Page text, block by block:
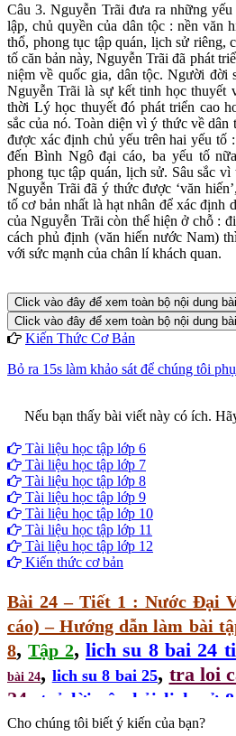
Câu 3. Nguyễn Trãi đưa ra những
lập, chủ quyền của dân tộc : nền văn
thổ, phong tục tập quán, lịch sử riêng,
tố căn bản này, Nguyễn Trãi đã phát
niệm về quốc gia, dân tộc. Người đời
Nguyễn Trãi là sự kết tinh học thuyết
thời Lý học thuyết đó phát triển cao
sắc của nó. Toàn diện vì ý thức về dân
được xác định chủ yếu trên hai yếu tố
đến Bình Ngô đại cáo, ba yếu tố
phong tục tập quán, lịch sử. Sâu sắc
Nguyễn Trãi đã ý thức được ‘văn
tố cơ bản nhất là hạt nhân để xác định
của Nguyễn Trãi còn thể hiện ở chỗ :
cách phủ định (văn hiến nước Nam)
với sức mạnh của chân lí khách quan.
Click vào đây để xem toàn bộ nội dung
Click vào đây để xem toàn bộ nội dung
Kiến Thức Cơ Bản
Bỏ ra 15s làm khảo sát để chúng tôi
Nếu bạn thấy bài viết này có ích.
Tài liệu học tập lớp 6
Tài liệu học tập lớp 7
Tài liệu học tập lớp 8
Tài liệu học tập lớp 9
Tài liệu học tập lớp 10
Tài liệu học tập lớp 11
Tài liệu học tập lớp 12
Kiến thức cơ bản
Bài 24 – Tiết 1 : Nước Đại
cáo) – Hướng dẫn làm bài
8,Tập 2,lich su 8 bai 24
bài 24, lich su 8 bai 25, tra loi
24
trả lời câu hỏi lịch sử
violet,bài 24 cuộc kháng chiến
Cho chúng tôi biết ý kiến của bạn?